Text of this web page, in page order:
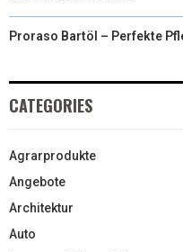
Proraso Bartöl – Perfekte
CATEGORIES
Agrarprodukte
Angebote
Architektur
Auto